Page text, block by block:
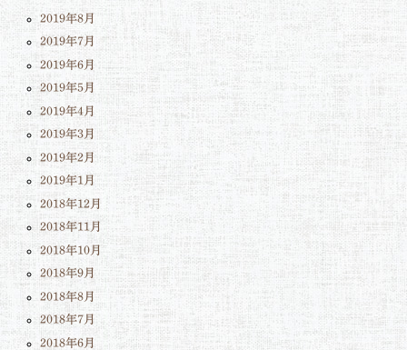
2019年8月
2019年7月
2019年6月
2019年5月
2019年4月
2019年3月
2019年2月
2019年1月
2018年12月
2018年11月
2018年10月
2018年9月
2018年8月
2018年7月
2018年6月